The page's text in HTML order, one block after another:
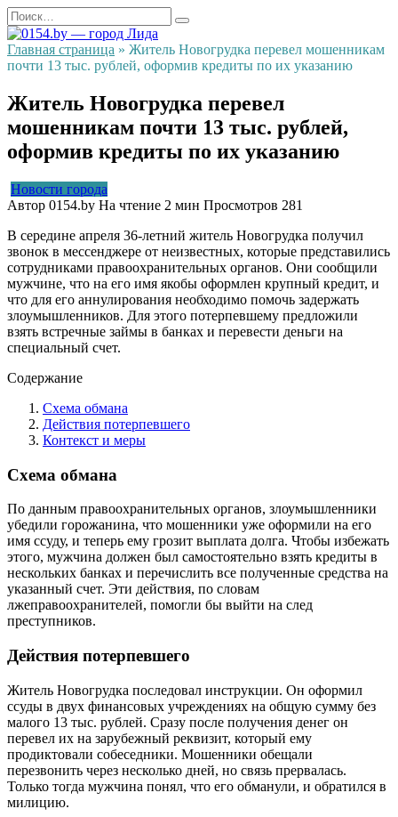
Перейти
к
содержанию
Search
for:
Главная страница » Житель Новогрудка перевел мошенникам
почти 13 тыс. рублей, оформив кредиты по их указанию
Житель Новогрудка перевел
мошенникам почти 13 тыс. рублей,
оформив кредиты по их указанию
Новости города
Автор 0154.by На чтение 2 мин Просмотров 281
В середине апреля 36-летний житель Новогрудка получил
звонок в мессенджере от неизвестных, которые представились
сотрудниками правоохранительных органов. Они сообщили
мужчине, что на его имя якобы оформлен крупный кредит, и
что для его аннулирования необходимо помочь задержать
злоумышленников. Для этого потерпевшему предложили
взять встречные займы в банках и перевести деньги на
специальный счет.
Содержание
Схема обмана
Действия потерпевшего
Контекст и меры
Схема обмана
По данным правоохранительных органов, злоумышленники
убедили горожанина, что мошенники уже оформили на его
имя ссуду, и теперь ему грозит выплата долга. Чтобы избежать
этого, мужчина должен был самостоятельно взять кредиты в
нескольких банках и перечислить все полученные средства на
указанный счет. Эти действия, по словам
лжеправоохранителей, помогли бы выйти на след
преступников.
Действия потерпевшего
Житель Новогрудка последовал инструкции. Он оформил
ссуды в двух финансовых учреждениях на общую сумму без
малого 13 тыс. рублей. Сразу после получения денег он
перевел их на зарубежный реквизит, который ему
продиктовали собеседники. Мошенники обещали
перезвонить через несколько дней, но связь прервалась.
Только тогда мужчина понял, что его обманули, и обратился в
милицию.